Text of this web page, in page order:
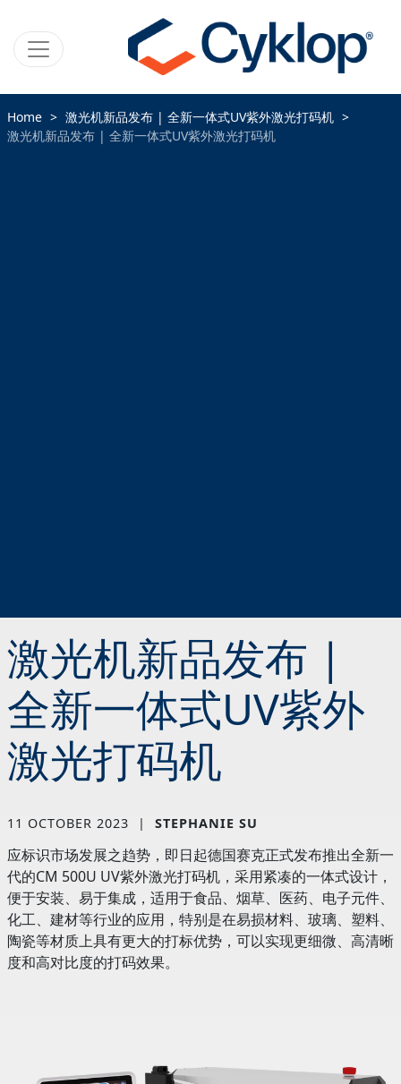
Home
激光机新品发布 | 全新一体式UV紫外激光打码机
激光机新品发布 | 全新一体式UV紫外激光打码机
激光机新品发布 |
全新一体式UV紫外
激光打码机
11 OCTOBER 2023 | STEPHANIE SU
应标识市场发展之趋势，即日起德国赛克正式发布推出全新一
代的CM 500U UV紫外激光打码机，采用紧凑的一体式设计，
便于安装、易于集成，适用于食品、烟草、医药、电子元件、
化工、建材等行业的应用，特别是在易损材料、玻璃、塑料、
陶瓷等材质上具有更大的打标优势，可以实现更细微、高清晰
度和高对比度的打码效果。